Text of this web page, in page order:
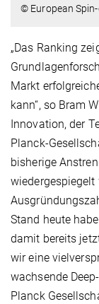
© European
„Das Ranking
Markt
kann“, so Bram
Innovation, der
Planck-
bisherige
wiedergespiegelt
Stand heute
damit bereits
wir eine
wachsende
Planck